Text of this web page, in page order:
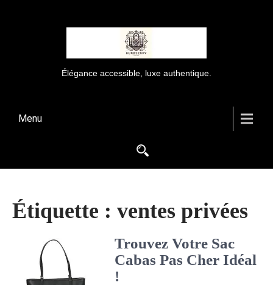
Élégance accessible, luxe authentique.
Menu
Étiquette : ventes privées
Trouvez Votre Sac
Cabas Pas Cher Idéal
!